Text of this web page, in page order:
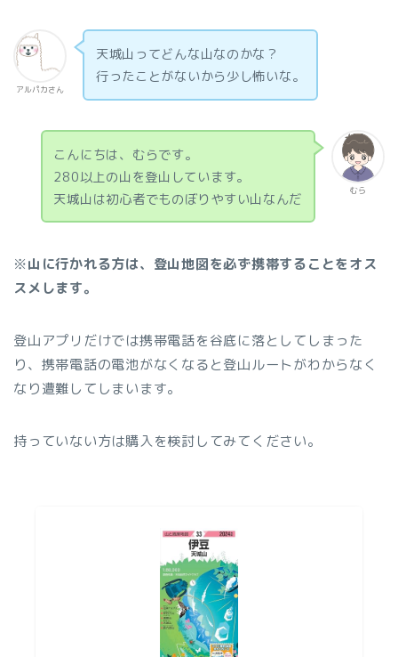
アルパカさん
天城山ってどんな山なのかな？
行ったことがないから少し怖いな。
むら
こんにちは、むらです。
280以上の山を登山しています。
天城山は初心者でものぼりやすい山なんだ
※山に行かれる方は、登山地図を必ず携帯することをオス
スメします。
登山アプリだけでは携帯電話を谷底に落としてしまった
り、携帯電話の電池がなくなると登山ルートがわからなく
なり遭難してしまいます。
持っていない方は購入を検討してみてください。